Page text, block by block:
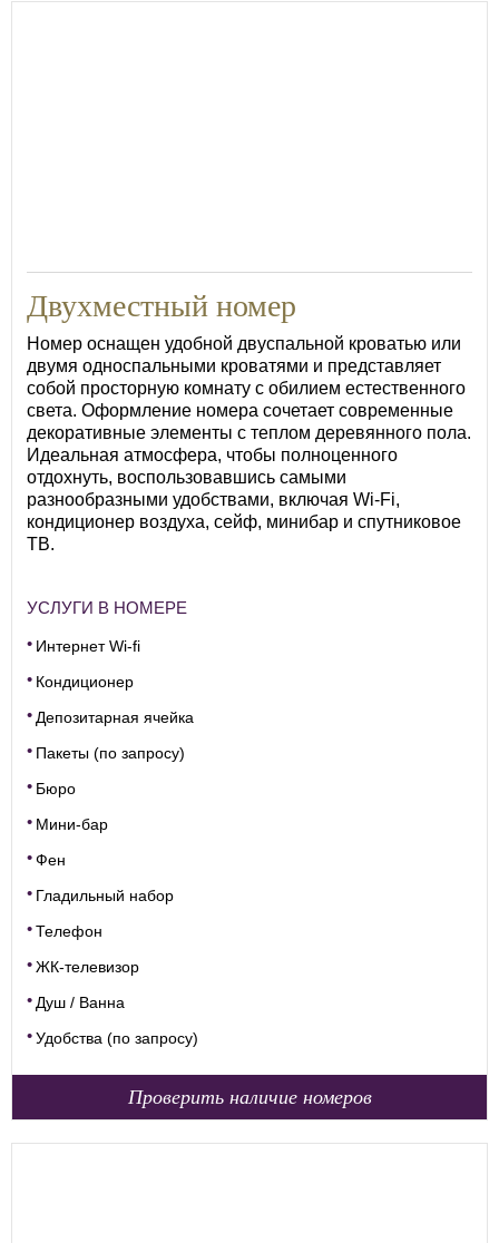
Двухместный номер
Номер оснащен удобной двуспальной кроватью или
двумя односпальными кроватями и представляет
собой просторную комнату с обилием естественного
света. Оформление номера сочетает современные
декоративные элементы с теплом деревянного пола.
Идеальная атмосфера, чтобы полноценного
отдохнуть, воспользовавшись самыми
разнообразными удобствами, включая Wi-Fi,
кондиционер воздуха, сейф, минибар и спутниковое
ТВ.
УСЛУГИ В НОМЕРЕ
Интернет Wi-fi
Кондиционер
Депозитарная ячейка
Пакеты (по запросу)
Бюро
Мини-бар
Фен
Гладильный набор
Телефон
ЖК-телевизор
Душ / Ванна
Удобства (по запросу)
Проверить наличие номеров